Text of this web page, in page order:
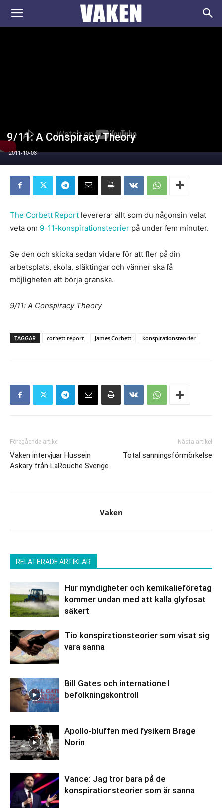
VAKEN.se
9/11: A Conspiracy Theory
2011-10-08
The Corbett Report levererar allt som du någonsin velat
veta om 9-11-konspirationsteorier på under fem minuter.
Se den och skicka sedan vidare för att fler på din
arbetsplats, skola, släktingar och vänner ska få
möjligheten att börja granska.
9/11: A Conspiracy Theory
TAGGAR corbett report James Corbett konspirationsteorier
Föregående artikel
Vaken intervjuar Hussein
Askary från LaRouche Sverige
Nästa artikel
Total sanningsförmörkelse
Vaken
RELATERADE ARTIKLAR
Hur myndigheter och kemikalieföretag
kommer undan med att kalla glyfosat
säkert
Tio konspirationsteorier som visat sig
vara sanna
Bill Gates och internationell
befolkningskontroll
Apollo-bluffen med fysikern Brage
Norin
Vance: Jag tror bara på de
konspirationsteorier som är sanna